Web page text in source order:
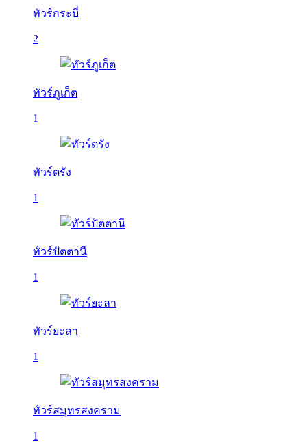
ทัวร์กระบี่
2
ทัวร์ภูเก็ต
1
ทัวร์ตรัง
1
ทัวร์ปัตตานี
1
ทัวร์ยะลา
1
ทัวร์สมุทรสงคราม
1